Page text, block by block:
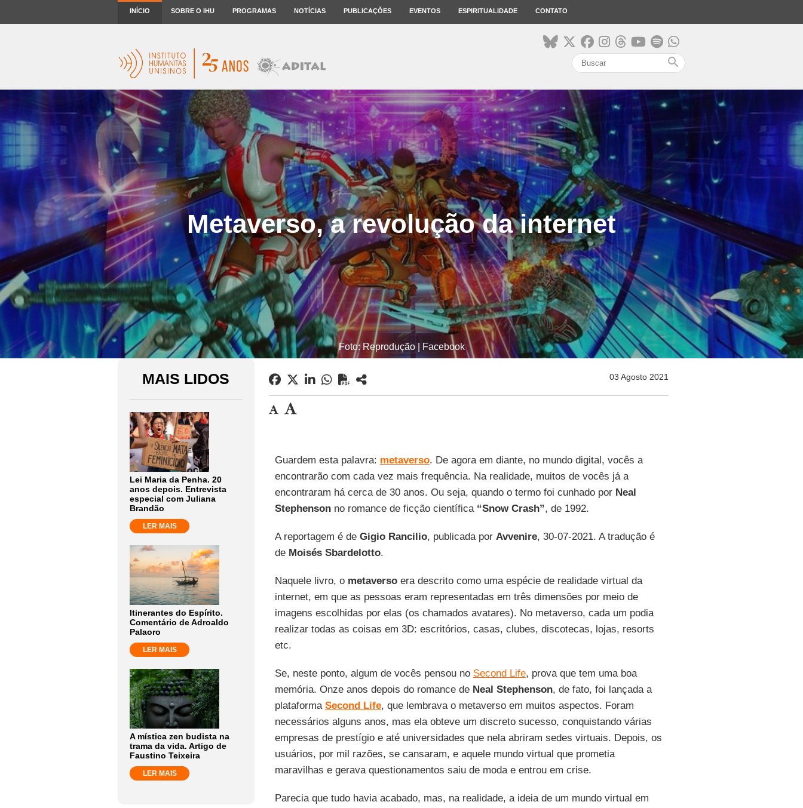
INÍCIO SOBRE O IHU PROGRAMAS NOTÍCIAS PUBLICAÇÕES EVENTOS ESPIRITUALIDADE CONTATO
search
Metaverso, a revolução da internet
Foto: Reprodução | Facebook
MAIS LIDOS
Lei Maria da Penha. 20
anos depois. Entrevista
especial com Juliana
Brandão
LER MAIS
Itinerantes do Espírito.
Comentário de Adroaldo
Palaoro
LER MAIS
A mística zen budista na
trama da vida. Artigo de
Faustino Teixeira
LER MAIS
03 Agosto 2021
Guardem esta palavra: metaverso. De agora em diante, no mundo digital, vocês a
encontrarão com cada vez mais frequência. Na realidade, muitos de vocês já a
encontraram há cerca de 30 anos. Ou seja, quando o termo foi cunhado por Neal
Stephensonno romance de ficção científica “Snow Crash”, de 1992.
A reportagem é de Gigio Rancilio, publicada por Avvenire, 30-07-2021. A tradução é
de Moisés Sbardelotto.
Naquele livro, o metaversoera descrito como uma espécie de realidade virtual da
internet, em que as pessoas eram representadas em três dimensões por meio de
imagens escolhidas por elas (os chamados avatares). No metaverso, cada um podia
realizar todas as coisas em 3D: escritórios, casas, clubes, discotecas, lojas, resorts
etc.
Se, neste ponto, algum de vocês pensou no Second Life, prova que tem uma boa
memória. Onze anos depois do romance de Neal Stephenson, de fato, foi lançada a
plataforma Second Life, que lembrava o metaverso em muitos aspectos. Foram
necessários alguns anos, mas ela obteve um discreto sucesso, conquistando várias
empresas de prestígio e até universidades que nela abriram sedes virtuais. Depois, os
usuários, por mil razões, se cansaram, e aquele mundo virtual que prometia
maravilhas e gerava questionamentos saiu de moda e entrou em crise.
Parecia que tudo havia acabado, mas, na realidade, a ideia de um mundo virtual em